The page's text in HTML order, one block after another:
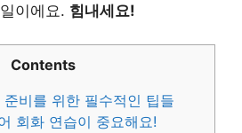
이에요. 힘내세요!
Contents
비를 위한 필수적인 팁들
회화 연습이 중요해요!